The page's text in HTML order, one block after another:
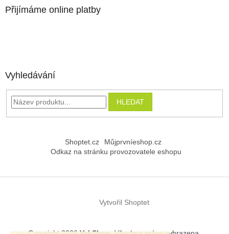
Přijímáme online platby
Vyhledávání
HLEDAT
Shoptet.cz
Můjprvníeshop.cz
Odkaz na stránku provozovatele eshopu
Vytvořil Shoptet